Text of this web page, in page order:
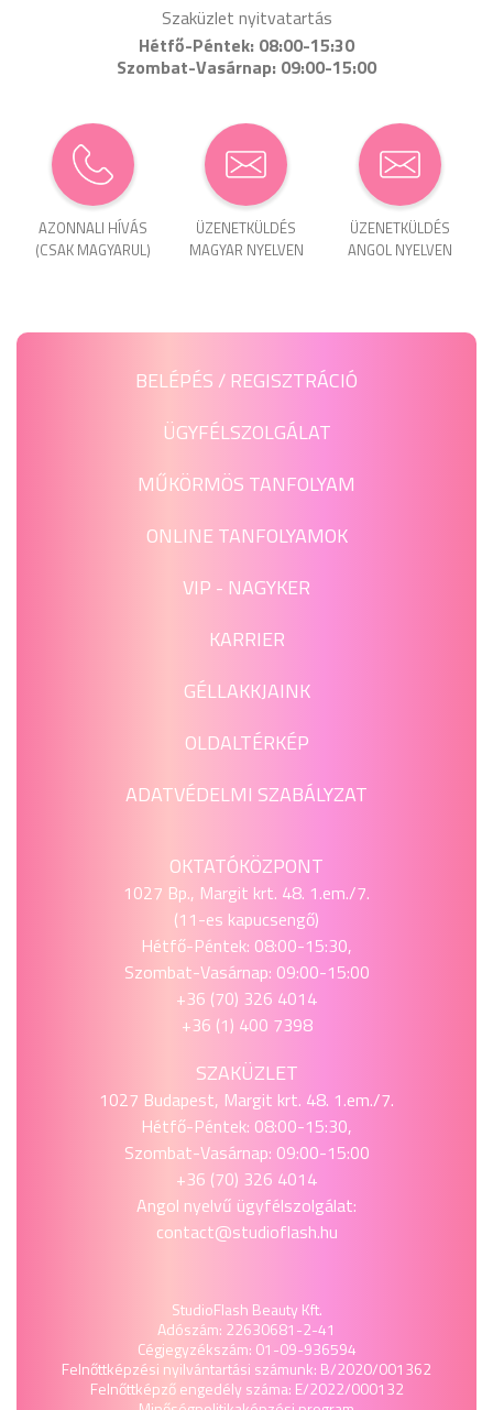
Szaküzlet nyitvatartás
Hétfő-Péntek: 08:00-15:30
Szombat-Vasárnap: 09:00-15:00
AZONNALI HÍVÁS
(CSAK MAGYARUL)
ÜZENET­KÜLDÉS
MAGYAR NYELVEN
ÜZENET­KÜLDÉS
ANGOL NYELVEN
BELÉPÉS / REGISZTRÁCIÓ
ÜGYFÉLSZOLGÁLAT
MŰKÖRMÖS TANFOLYAM
ONLINE TANFOLYAMOK
VIP - NAGYKER
KARRIER
GÉLLAKKJAINK
OLDALTÉRKÉP
ADATVÉDELMI SZABÁLYZAT
OKTATÓKÖZPONT
1027 Bp., Margit krt. 48. 1.em./7.
(11-es kapucsengő)
Hétfő-Péntek: 08:00-15:30,
Szombat-Vasárnap: 09:00-15:00
+36 (70) 326 4014
+36 (1) 400 7398
SZAKÜZLET
1027 Budapest, Margit krt. 48. 1.em./7.
Hétfő-Péntek: 08:00-15:30,
Szombat-Vasárnap: 09:00-15:00
+36 (70) 326 4014
Angol nyelvű ügyfélszolgálat:
contact@studioflash.hu
StudioFlash Beauty Kft.
Adószám: 22630681-2-41
Cégjegyzékszám: 01-09-936594
Felnőttképzési nyilvántartási számunk: B/2020/001362
Felnőttképző engedély száma: E/2022/000132